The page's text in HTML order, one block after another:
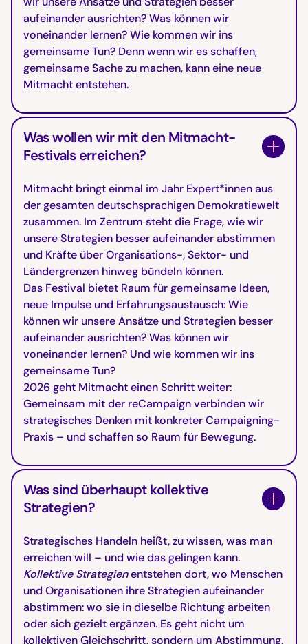
aufeinander ausrichten? Was können wir
voneinander lernen? Wie kommen wir ins
gemeinsame Tun? Denn wenn wir es schaffen,
gemeinsame Sache zu machen, kann eine neue
Mitmacht entstehen.
Was wollen wir mit den Mitmacht-
Festivals erreichen?
Mitmacht bringt einmal im Jahr Expert*innen aus
der gesamten deutschsprachigen Demokratiewelt
zusammen. Im Zentrum steht die Frage, wie wir
unsere Strategien besser aufeinander abstimmen
und Kräfte über Organisations-, Sektor- und
Ländergrenzen hinweg bündeln können.
Das Festival bietet Raum für gemeinsame Ideen,
neue Impulse und Erfahrungsaustausch: Wie
können wir unsere Ansätze und Strategien besser
aufeinander ausrichten? Was können wir
voneinander lernen? Und wie kommen wir ins
gemeinsame Tun?
2026 geht Mitmacht einen Schritt weiter:
Gemeinsam mit der reCampaign verbinden wir
strategisches Denken mit konkreter Campaigning-
Praxis – und schaffen so Raum für Bewegung.
Was sind überhaupt kollektive
Strategien?
Strategisches Handeln heißt, zu wissen, was man
erreichen will – und wie das gelingen kann.
Kollektive Strategienentstehen dort, wo Menschen
und Organisationen ihre Strategien aufeinander
abstimmen: wo sie in dieselbe Richtung arbeiten
oder sich gezielt ergänzen. Es geht nicht um
kollektiven Gleichschritt, sondern um Abstimmung.